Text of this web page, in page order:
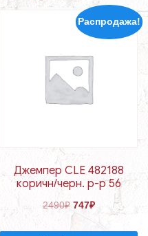
Распродажа!
Джемпер CLE 482188
коричн/черн. р-р 56
2490₽ 747₽